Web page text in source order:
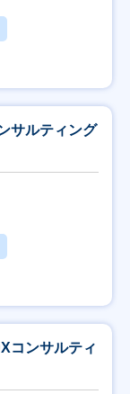
サルティング
コンサルティ